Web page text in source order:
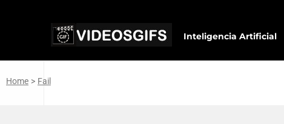
Inteligencia Artificial
Home > Fail